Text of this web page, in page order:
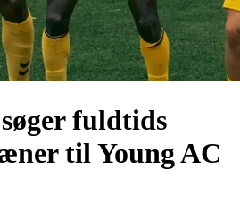
fuldtids
til Young AC